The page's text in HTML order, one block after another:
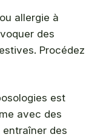
allergie à
des
Procédez
est
avec des
des